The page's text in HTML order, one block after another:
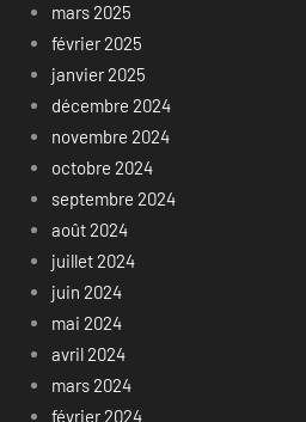
mars 2025
février 2025
janvier 2025
décembre 2024
novembre 2024
octobre 2024
septembre 2024
août 2024
juillet 2024
juin 2024
mai 2024
avril 2024
mars 2024
février 2024